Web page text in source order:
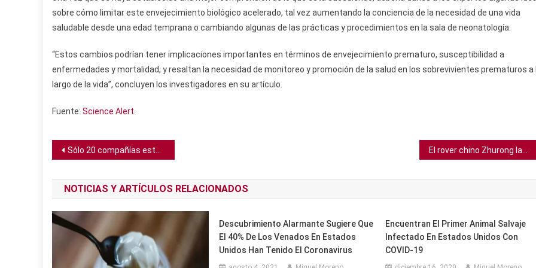
sobre cómo limitar este envejecimiento biológico acelerado, tal vez aumentando la conciencia de la necesidad de una vida
saludable desde una edad temprana o cambiando algunas de las prácticas y procedimientos en la sala de neonatología.
“Estos cambios podrían tener implicaciones importantes en términos de envejecimiento prematuro, susceptibilidad a
enfermedades y mortalidad, y resaltan la necesidad de monitoreo y promoción de la salud en los sobrevivientes prematuros a
largo de la vida”, concluyen los investigadores en su artículo.
Fuente: Science Alert
Navegación
de
entradas
Sólo 20 compañías están detrás de más de la mitad desperdicio de plásticos de único uso
NOTICIAS Y ARTÍCULOS RELACIONADOS
Descubrimiento Alarmante Sugiere Que
El 40% De Los Venados En Estados
Unidos Han Tenido El Coronavirus
Encuentran El Primer Animal Salvaje
Infectado En Estados Unidos Con
COVID-19